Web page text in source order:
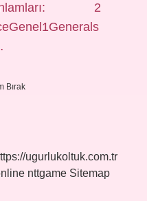
2
Bırak
ugurlukoltuk.com.tr
nttgame Sitemap